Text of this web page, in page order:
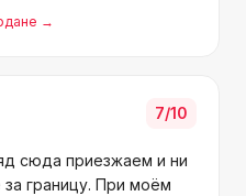
Море 10 минут пешком
с сувенирами и
→
7/10
сюда приезжаем и ни
границу. При моём